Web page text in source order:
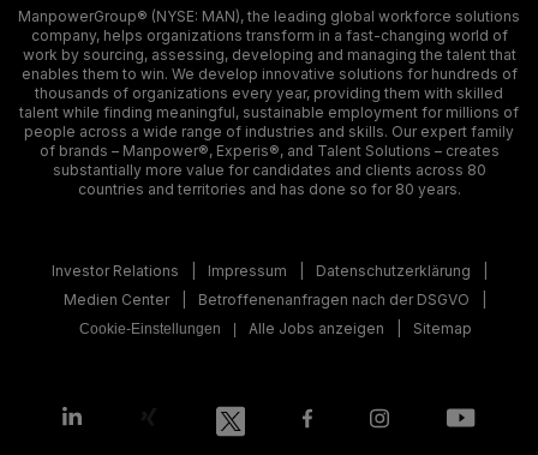
ManpowerGroup® (NYSE: MAN), the leading global workforce solutions
company, helps organizations transform in a fast-changing world of
work by sourcing, assessing, developing and managing the talent that
enables them to win. We develop innovative solutions for hundreds of
thousands of organizations every year, providing them with skilled
talent while finding meaningful, sustainable employment for millions of
people across a wide range of industries and skills. Our expert family
of brands – Manpower®, Experis®, and Talent Solutions – creates
substantially more value for candidates and clients across 80
countries and territories and has done so for 80 years.
Investor Relations Impressum
Datenschutzerklärung
Medien Center
Betroffenenanfragen nach der DSGVO
Cookie-Einstellungen Alle Jobs anzeigen Sitemap